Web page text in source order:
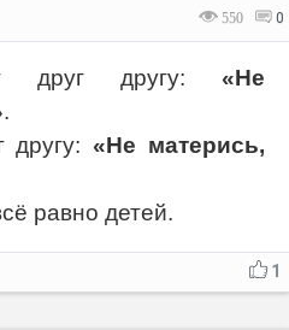
550 0
друг другу: «Не
.
другу:«Не матерись,
равно детей.
1